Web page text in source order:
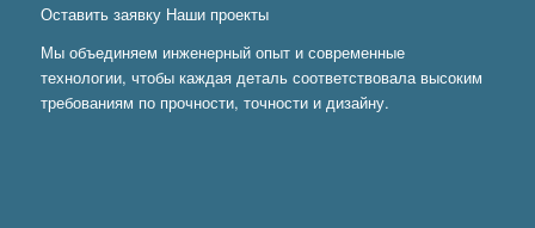
Оставить заявку Наши проекты
Мы объединяем инженерный опыт и современные
технологии, чтобы каждая деталь соответствовала высоким
требованиям по прочности, точности и дизайну.